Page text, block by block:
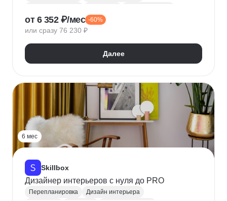
Векторная графика
3D моделирование
3ds Max
ArchiCAD
Corona Renderer
от 6 352 ₽/мес -60%
или сразу 76 230 ₽
Далее
6 мес
Skillbox
Дизайнер интерьеров с нуля до PRO
Перепланировка
Дизайн интерьера